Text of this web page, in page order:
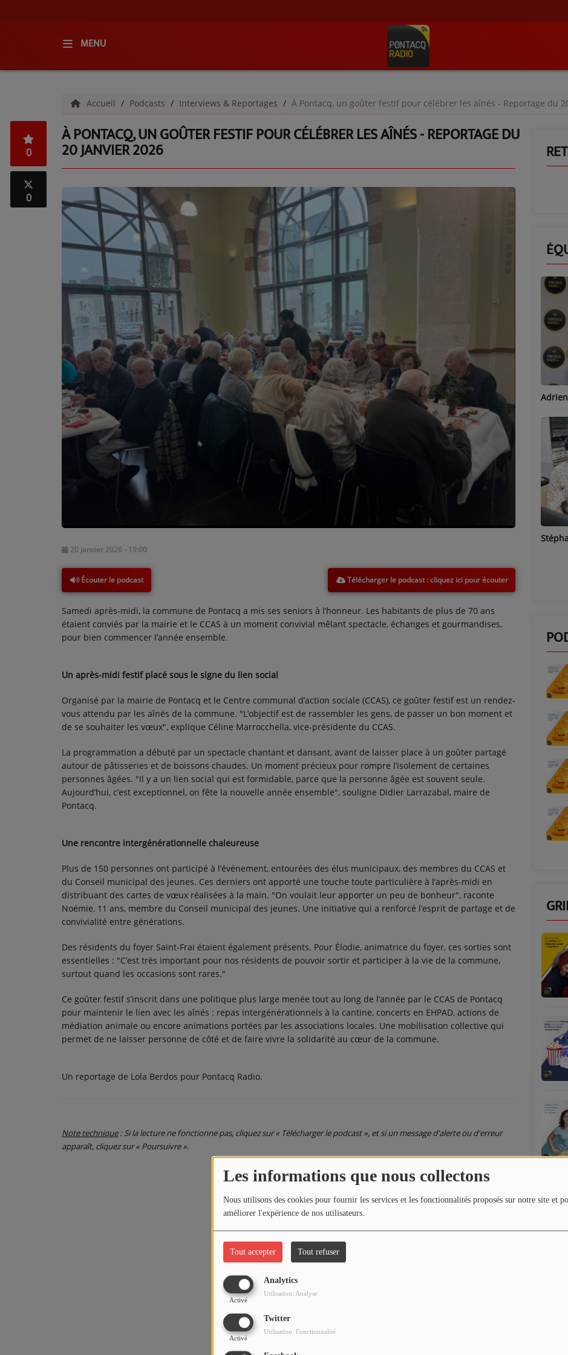
Les informations que nous collectons
Nous utilisons des cookies pour fournir les services et les fonctionnalités proposés sur notre site et
améliorer l'expérience de nos utilisateurs.
Tout accepter Tout refuser
Analytics
Activé
Utilisation: Analyse
Twitter
Activé
Utilisation: Fonctionnalité
MENU
QUI SOMMES-NOUS ?
GRILLE DES PROGRAMMES
C'ÉTAIT QUOI CE TITRE ?
PODCASTS - SAISON 2026/2027
NOS PROGRAMMES COURTS
ARCHIVES - SAISONS PASSÉES
VOS ÉMISSIONS EN IMAGES
ANNONCEURS & ESPACE PRO
VOTRE PUBLICITÉ SUR PONTACQ RADIO
LOCATION DE STUDIOS
ÉDUCATION AUX MÉDIAS ET À
RECRUTEMENT
L'ŒIL DE L'OIE | PRÉSENTATION
VIDÉOS | JEUX
PARTENAIRES
Accueil Podcasts Interviews & Reportages À Pontacq, un goûter festif pour célébrer les aînés - Reportage du
À PONTACQ, UN GOÛTER FESTIF POUR CÉLÉBRER LES AÎNÉS - REPORTAGE DU
20 JANVIER 2026
0
0
20 janvier 2026 - 19:00
Écouter le podcast Télécharger le podcast
Samedi après-midi, la commune de Pontacq a mis ses seniors à l’honneur. Les habitants de plus de 70 ans
étaient conviés par la mairie et le CCAS à un moment convivial mêlant spectacle, échanges et gourmandises,
pour bien commencer l’année ensemble.
Un après-midi festif placé sous le signe du lien social
Organisé par la mairie de Pontacq et le Centre communal d’action sociale (CCAS), ce goûter festif est un rendez-
vous attendu par les aînés de la commune. "L’objectif est de rassembler les gens, de passer un bon moment et
de se souhaiter les vœux", explique Céline Marrocchella, vice-présidente du CCAS.
La programmation a débuté par un spectacle chantant et dansant, avant de laisser place à un goûter partagé
autour de pâtisseries et de boissons chaudes. Un moment précieux pour rompre l’isolement de certaines
personnes âgées. "Il y a un lien social qui est formidable, parce que la personne âgée est souvent seule.
Aujourd’hui, c’est exceptionnel, on fête la nouvelle année ensemble", souligne Didier Larrazabal, maire de
Pontacq.
Une rencontre intergénérationnelle chaleureuse
Plus de 150 personnes ont participé à l’événement, entourées des élus municipaux, des membres du CCAS et
du Conseil municipal des jeunes. Ces derniers ont apporté une touche toute particulière à l’après-midi en
distribuant des cartes de vœux réalisées à la main. "On voulait leur apporter un peu de bonheur", raconte
Noémie, 11 ans, membre du Conseil municipal des jeunes. Une initiative qui a renforcé l’esprit de partage et de
convivialité entre générations.
Des résidents du foyer Saint-Frai étaient également présents. Pour Élodie, animatrice du foyer, ces sorties sont
essentielles : "C’est très important pour nos résidents de pouvoir sortir et participer à la vie de la commune,
surtout quand les occasions sont rares."
Ce goûter festif s’inscrit dans une politique plus large menée tout au long de l’année par le CCAS de Pontacq
pour maintenir le lien avec les aînés : repas intergénérationnels à la cantine, concerts en EHPAD, actions de
médiation animale ou encore animations portées par les associations locales. Une mobilisation collective qui
permet de ne laisser personne de côté et de faire vivre la solidarité au cœur de la commune.
Un reportage de Lola Berdos pour Pontacq Radio.
Note technique: Si la lecture ne fonctionne pas, cliquez sur « Télécharger le podcast », et si un message d'alerte ou d'erreur
apparaît, cliquez sur « Poursuivre ».
Marion Adrien